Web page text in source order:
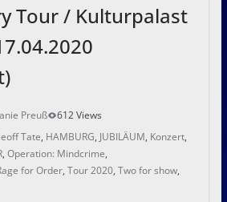
Tour / Kulturpalast
Preuß
612 Views
Tate, HAMBURG, JUBILÄUM, Konzert,
, Operation: Mindcrime,
for Order, Tour 2020, Two for show,